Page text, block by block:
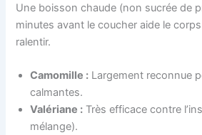
Une boisson chaude (non sucrée de
minutes avant le coucher aide le
ralentir.
Camomille : Largement reconnue
calmantes.
Valériane : Très efficace contre
mélange).